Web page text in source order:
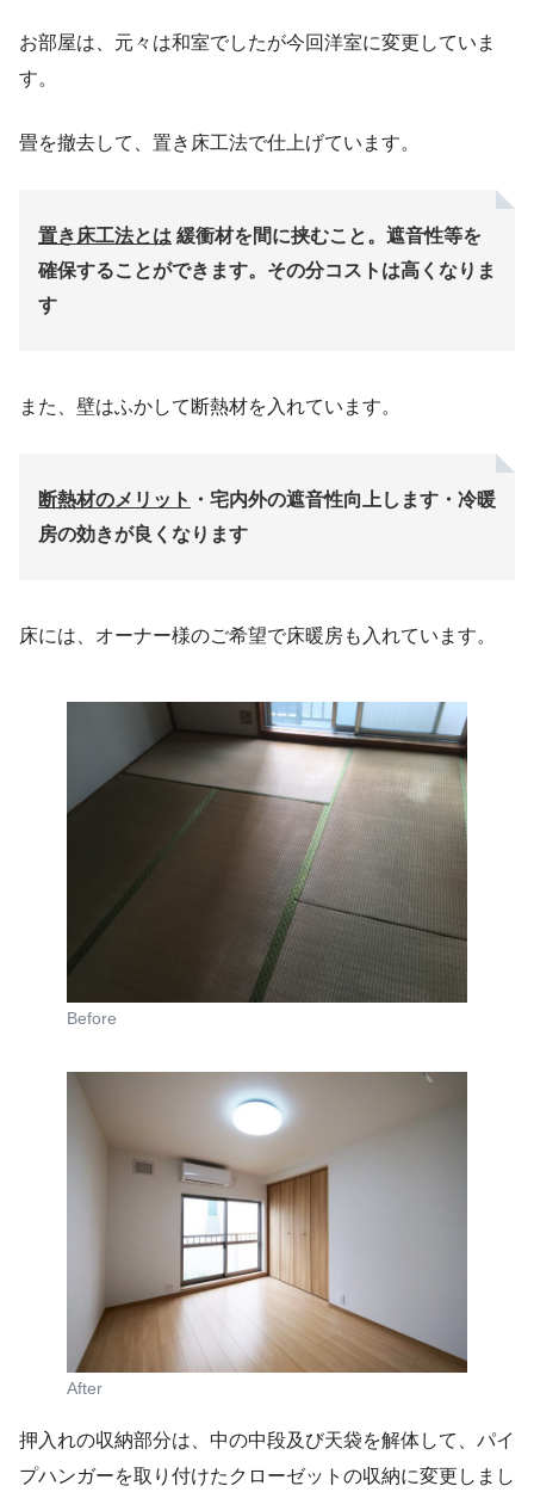
お部屋は、元々は和室でしたが今回洋室に変更していま
す。
畳を撤去して、置き床工法で仕上げています。
置き床工法とは 緩衝材を間に挟むこと。遮音性等を
確保することができます。その分コストは高くなりま
す
また、壁はふかして断熱材を入れています。
断熱材のメリット ・宅内外の遮音性向上します ・冷暖
房の効きが良くなります
床には、オーナー様のご希望で床暖房も入れています。
Before
After
押入れの収納部分は、中の中段及び天袋を解体して、パイ
プハンガーを取り付けたクローゼットの収納に変更しまし